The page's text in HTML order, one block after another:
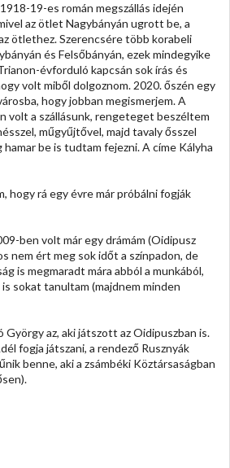
19-es román megszállás idején
az ötlet Nagybányán ugrott be, a
ötlethez. Szerencsére több korabeli
és Felsőbányán, ezek mindegyike
évforduló kapcsán sok írás és
volt miből dolgoznom. 2020. őszén egy
hogy jobban megismerjem. A
volt a szállásunk, rengeteget beszéltem
műgyűjtővel, majd tavaly ősszel
be is tudtam fejezni. A címe Kályha
hogy rá egy évre már próbálni fogják
ben volt már egy drámám (Oidipusz
nem ért meg sok időt a színpadon, de
is megmaradt mára abból a munkából,
sokat tanultam (majdnem minden
György az, aki játszott az Oidipuszban is.
fogja játszani, a rendező Rusznyák
benne, aki a zsámbéki Köztársaságban